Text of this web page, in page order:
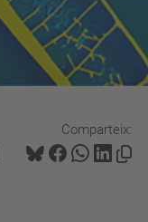
Comparteix: